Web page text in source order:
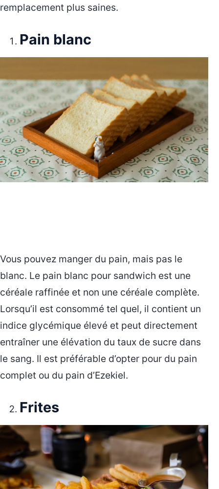
remplacement plus saines.
Pain blanc
Vous pouvez manger du pain, mais pas le
blanc. Le pain blanc pour sandwich est une
céréale raffinée et non une céréale complète.
Lorsqu’il est consommé tel quel, il contient un
indice glycémique élevé et peut directement
entraîner une élévation du taux de sucre dans
le sang. Il est préférable d’opter pour du pain
complet ou du pain d’Ezekiel.
Frites